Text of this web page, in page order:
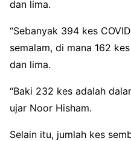
dan lima.
“Sebanyak 394 kes
semalam, di mana 162
dan lima.
“Baki 232 kes adalah
ujar Noor Hisham.
Selain itu, jumlah kes